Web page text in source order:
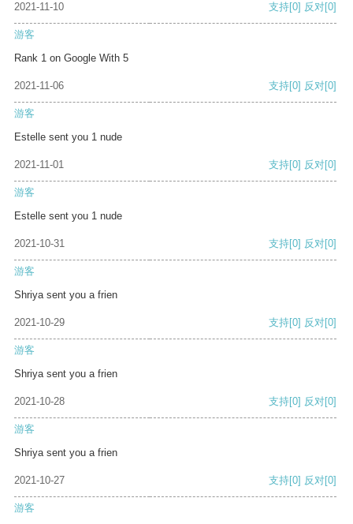
2021-11-10 支持[0] 反对[0]
游客
Rank 1 on Google With 5
2021-11-06 支持[0] 反对[0]
游客
Estelle sent you 1 nude
2021-11-01 支持[0] 反对[0]
游客
Estelle sent you 1 nude
2021-10-31 支持[0] 反对[0]
游客
Shriya sent you a frien
2021-10-29 支持[0] 反对[0]
游客
Shriya sent you a frien
2021-10-28 支持[0] 反对[0]
游客
Shriya sent you a frien
2021-10-27 支持[0] 反对[0]
游客